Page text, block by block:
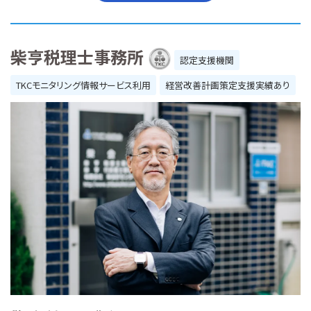
柴亨税理士事務所
認定支援機関
TKCモニタリング情報サービス利用
経営改善計画策定支援実績あり